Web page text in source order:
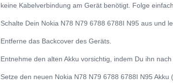
keine Kabelverbindung am Gerät benötigt. Folge
Schalte Dein Nokia N78 N79 6788 6788I N95 aus und
Entferne das Backcover des Geräts.
Entnehme den alten Akku vorsichtig, indem Du ihn nach
Setze den neuen Nokia N78 N79 6788 6788I N95